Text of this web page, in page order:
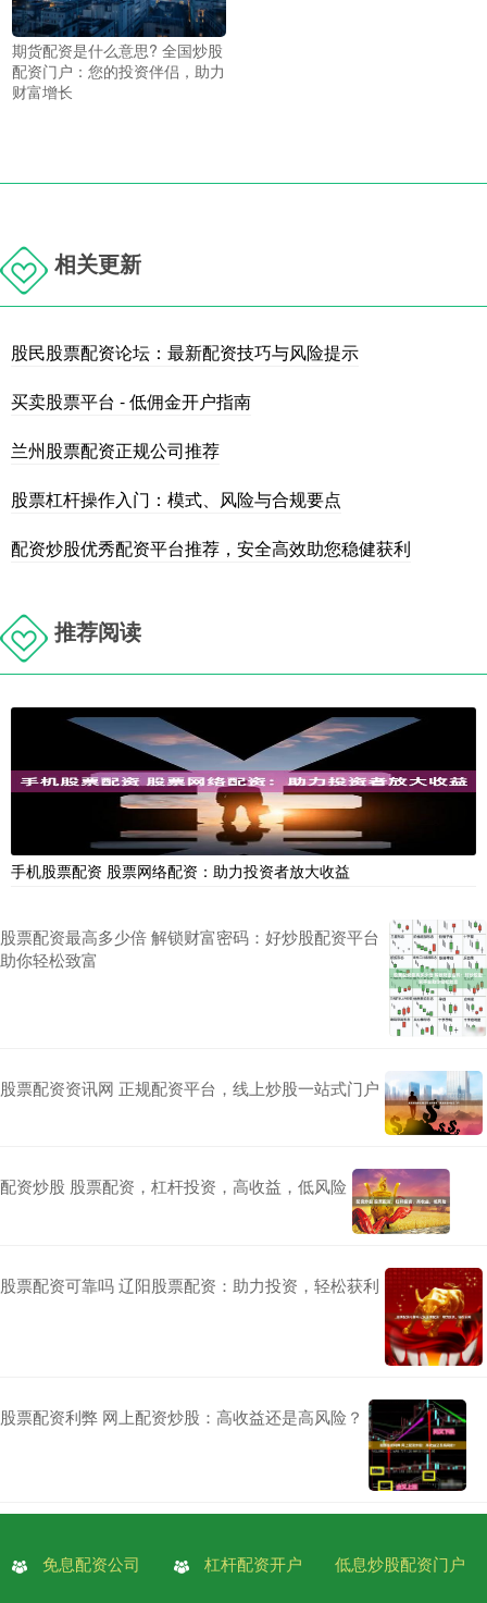
期货配资是什么意思? 全国炒股
配资门户：您的投资伴侣，助力
财富增长
相关更新
股民股票配资论坛：最新配资技巧与风险提示
买卖股票平台 - 低佣金开户指南
兰州股票配资正规公司推荐
股票杠杆操作入门：模式、风险与合规要点
配资炒股优秀配资平台推荐，安全高效助您稳健获利
推荐阅读
手机股票配资 股票网络配资：助力投资者放大收益
股票配资最高多少倍 解锁财富密码：好炒股配资平台
助你轻松致富
股票配资资讯网 正规配资平台，线上炒股一站式门户
配资炒股 股票配资，杠杆投资，高收益，低风险
股票配资可靠吗 辽阳股票配资：助力投资，轻松获利
股票配资利弊 网上配资炒股：高收益还是高风险？
免息配资公司 杠杆配资开户 低息炒股配资门户